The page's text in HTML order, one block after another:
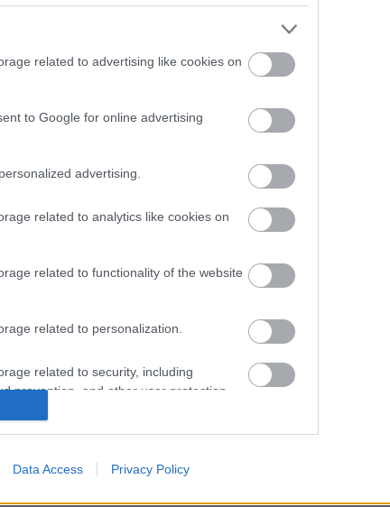
related to advertising like cookies on
to Google for online advertising
advertising.
related to analytics like cookies on
related to functionality of the website
related to personalization.
related to security, including
prevention, and other user protection.
Data Access Privacy Policy
Flórián téri felüljárón
a felülvizsgálat